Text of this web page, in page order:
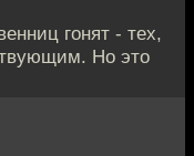
гонят - тех,
Но это